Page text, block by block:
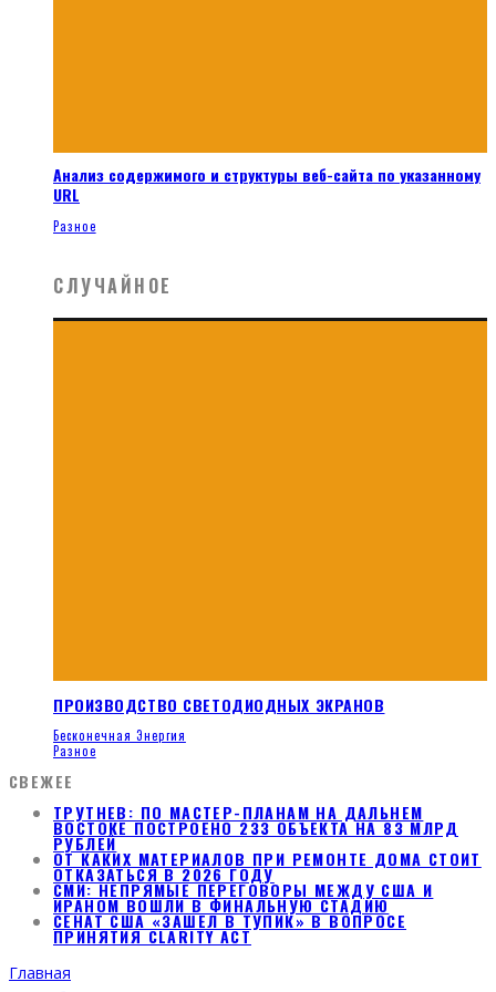
Анализ содержимого и структуры веб-сайта по указанному
URL
Разное
СЛУЧАЙНОЕ
ПРОИЗВОДСТВО СВЕТОДИОДНЫХ ЭКРАНОВ
Бесконечная Энергия
Разное
СВЕЖЕЕ
ТРУТНЕВ: ПО МАСТЕР-ПЛАНАМ НА ДАЛЬНЕМ
ВОСТОКЕ ПОСТРОЕНО 233 ОБЪЕКТА НА 83 МЛРД
РУБЛЕЙ
ОТ КАКИХ МАТЕРИАЛОВ ПРИ РЕМОНТЕ ДОМА СТОИТ
ОТКАЗАТЬСЯ В 2026 ГОДУ
СМИ: НЕПРЯМЫЕ ПЕРЕГОВОРЫ МЕЖДУ США И
ИРАНОМ ВОШЛИ В ФИНАЛЬНУЮ СТАДИЮ
СЕНАТ США «ЗАШЕЛ В ТУПИК» В ВОПРОСЕ
ПРИНЯТИЯ CLARITY ACT
Главная